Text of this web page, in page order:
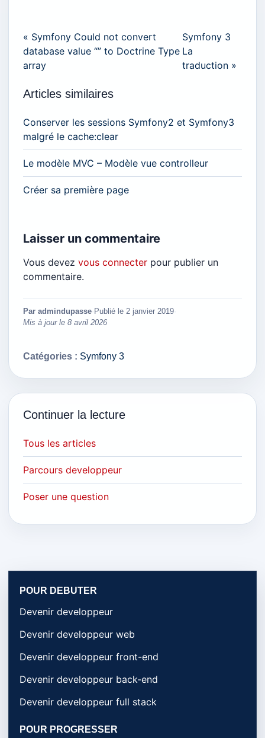
« Symfony Could not convert
database value “” to Doctrine Type
array
Symfony 3
La
traduction »
Articles similaires
Conserver les sessions Symfony2 et Symfony3
malgré le cache:clear
Le modèle MVC – Modèle vue controlleur
Créer sa première page
Laisser un commentaire
Vous devez vous connecter pour publier un
commentaire.
Par admindupasse· Publié le 2 janvier 2019·
Mis à jour le 8 avril 2026
Catégories : Symfony 3
Continuer la lecture
Tous les articles
Parcours developpeur
Poser une question
POUR DEBUTER
Devenir developpeur
Devenir developpeur web
Devenir developpeur front-end
Devenir developpeur back-end
Devenir developpeur full stack
POUR PROGRESSER